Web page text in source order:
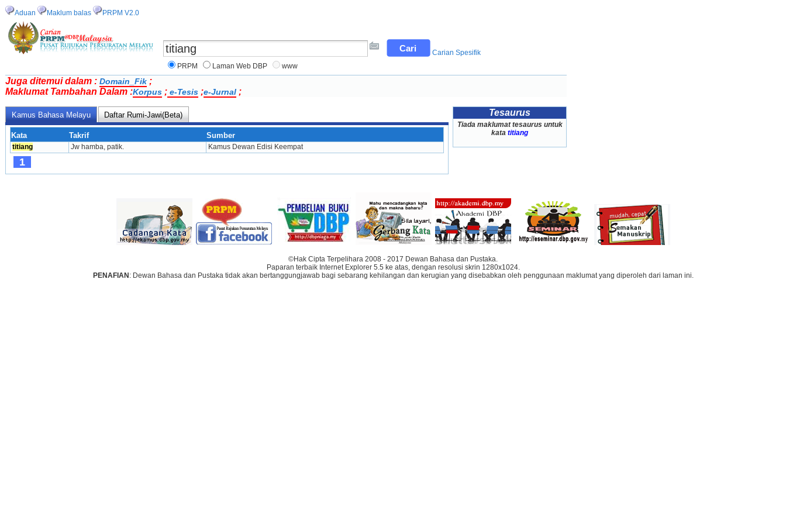
Aduan Maklum balas PRPM V2.0
Carian Spesifik
PRPM
Laman Web DBP www
Juga ditemui dalam : Domain_Fik ;
Maklumat Tambahan Dalam :Korpus ; e-Tesis ;e-Jurnal ;
Kamus Bahasa Melayu Daftar Rumi-Jawi(Beta)
Kata Takrif Sumber
titiang Jw hamba, patik. Kamus Dewan Edisi Keempat
1
Tesaurus
Tiada maklumat tesaurus untuk
kata titiang
©Hak Cipta Terpelihara 2008 - 2017 Dewan Bahasa dan Pustaka.
Paparan terbaik Internet Explorer 5.5 ke atas, dengan resolusi skrin 1280x1024.
PENAFIAN : Dewan Bahasa dan Pustaka tidak akan bertanggungjawab bagi sebarang kehilangan dan kerugian yang disebabkan oleh penggunaan maklumat yang diperoleh dari laman ini.